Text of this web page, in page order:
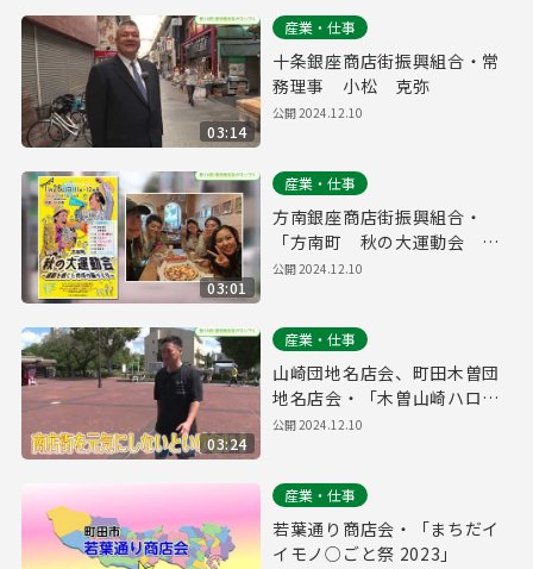
03:14
産業・仕事
十条銀座商店街振興組合・常
務理事 小松 克弥
公開2024.12.10
03:01
産業・仕事
方南銀座商店街振興組合・
「方南町 秋の大運動会 ～
運動を通じた地域の輪づくり
公開2024.12.10
03:24
産業・仕事
山崎団地名店会、町田木曽団
地名店会・「木曽山崎ハロウ
ィンビストロ祭り」
公開2024.12.10
産業・仕事
若葉通り商店会・「まちだイ
イモノ○ごと祭 2023」